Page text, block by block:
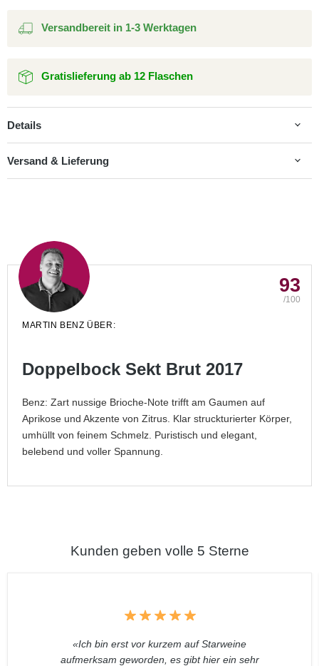
Versandbereit in 1-3 Werktagen
Gratislieferung ab 12 Flaschen
Details
Versand & Lieferung
93
/100
MARTIN BENZ ÜBER:
Doppelbock Sekt Brut 2017
Benz: Zart nussige Brioche-Note trifft am Gaumen auf
Aprikose und Akzente von Zitrus. Klar struckturierter Körper,
umhüllt von feinem Schmelz. Puristisch und elegant,
belebend und voller Spannung.
Kunden geben volle 5 Sterne
«Ich bin erst vor kurzem auf Starweine
aufmerksam geworden, es gibt hier ein sehr